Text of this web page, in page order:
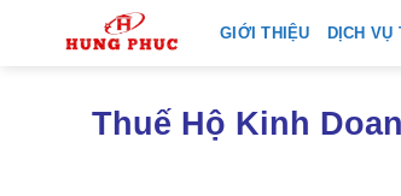
GIỚI THIỆU DỊCH VỤ
Thuế Hộ Kinh